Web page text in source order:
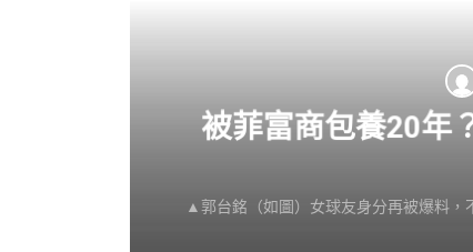
被菲富商包養20年
▲郭台銘（如圖）女球友身分再被爆料，